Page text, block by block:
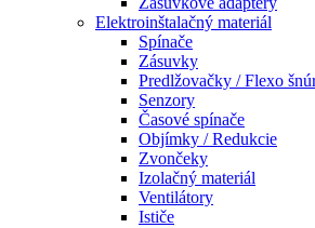
Elektroinštalačný materiál
Spínače
Zásuvky
Predlžovačky / Flexo
Senzory
Časové spínače
Objímky / Redukcie
Zvončeky
Izolačný materiál
Ventilátory
Ističe